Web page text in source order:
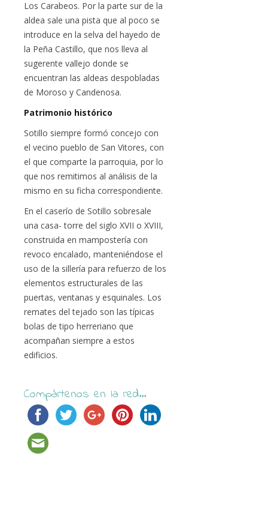
Los Carabeos. Por la parte sur de la
aldea sale una pista que al poco se
introduce en la selva del hayedo de
la Peña Castillo, que nos lleva al
sugerente vallejo donde se
encuentran las aldeas despobladas
de Moroso y Candenosa.
Patrimonio histórico
Sotillo siempre formó concejo con
el vecino pueblo de San Vitores, con
el que comparte la parroquia, por lo
que nos remitimos al análisis de la
mismo en su ficha correspondiente.
En el caserío de Sotillo sobresale
una casa- torre del siglo XVII o XVIII,
construida en mampostería con
revoco encalado, manteniéndose el
uso de la sillería para refuerzo de los
elementos estructurales de las
puertas, ventanas y esquinales. Los
remates del tejado son las típicas
bolas de tipo herreriano que
acompañan siempre a estos
edificios.
Compártenos en la red...